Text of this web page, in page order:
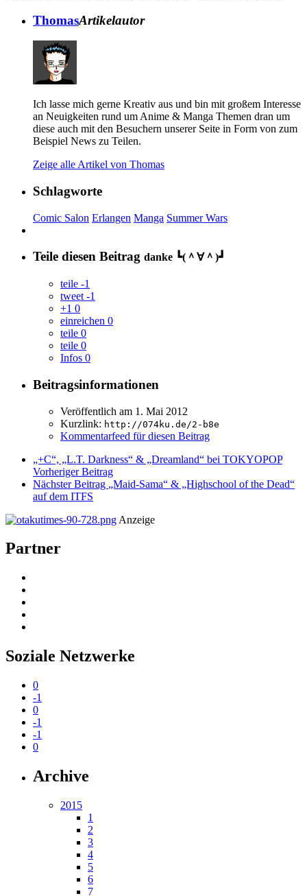
ThomasArtikelautor
Ich lasse mich gerne Kreativ aus und bin mit großem Interesse
an Neuigkeiten rund um Anime & Manga Themen dran um
diese auch mit den Besuchern unserer Seite in Form von zum
Beispiel News zu Teilen.
Zeige alle Artikel von Thomas
Schlagworte
Comic Salon Erlangen Manga Summer Wars
Teile diesen Beitrag danke ┗(＾∀＾)┛
teile -1
tweet -1
+1 0
einreichen 0
teile 0
teile 0
Infos 0
Beitragsinformationen
Veröffentlich am 1. Mai 2012
Kurzlink: http://074ku.de/2-b8e
Kommentarfeed für diesen Beitrag
„+C“, „L.T. Darkness“ & „Dreamland“ bei TOKYOPOP
Vorheriger Beitrag
Nächster Beitrag „Maid-Sama“ & „Highschool of the Dead“
auf dem ITFS
Anzeige
Partner
Soziale Netzwerke
0
-1
0
-1
-1
0
Archive
2015
1
2
3
4
5
6
7